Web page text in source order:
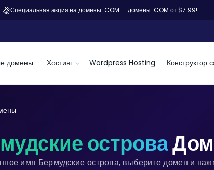
Специальная акция на домены .COM — домены .COM от $7.99!
домены Хостинг Wordpress Hosting Конструктор
острова
имя Бермудские острова, выберите домен и